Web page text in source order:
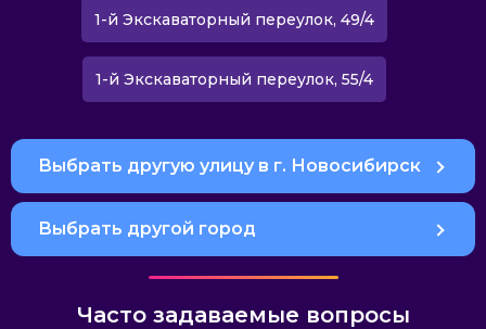
1-й Экскаваторный переулок, 49/4
1-й Экскаваторный переулок, 55/4
Выбрать другую улицу в г. Новосибирск
Выбрать другой город
Часто задаваемые вопросы